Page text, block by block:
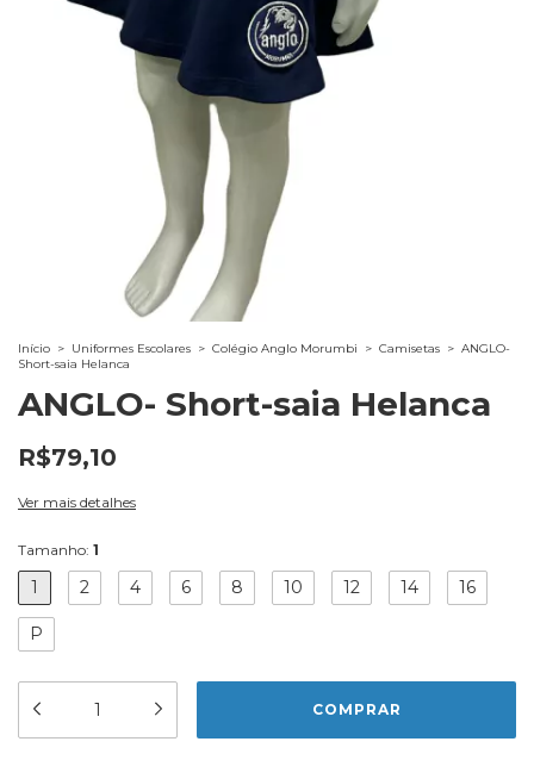
Início > Uniformes Escolares > Colégio Anglo Morumbi > Camisetas > ANGLO-
Short-saia Helanca
ANGLO- Short-saia Helanca
R$79,10
Ver mais detalhes
Tamanho: 1
1 2 4 6 8 10 12 14 16
P